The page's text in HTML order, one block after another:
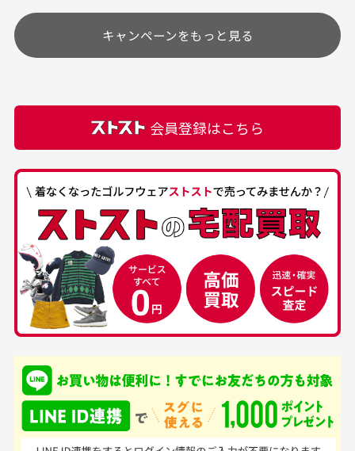
高価なブルゾンがお安く
購入できました。状態も
最高でした。
す
美品です。いつも素敵な
商品をありがとうござい
ます。
30代男性
中古ゴルフウェアの
品揃えがすごい
て、ここまでゴルフブラ
ンドの取り扱いがあるの
はすごい。 毎日たくさ
んの商品がアップされて
50代男性
安心して中古ウェア
を買えるお店です
ており商品を大切にして
いる感が伝わってきまし
た 「フロント部分に汚
土.日.祝日は定休日となっております。
その他の休日につきましてはサイト上にて告知させて
頂きます。
カートの有効時間はありますか？
は自動的にカート内の商品が削除されますのでご注意
下さい。
お気に入り機能をご利用下さい。
付属品について
付属品の記載につきましては、弊社に入荷した時点
ある場合もございます。
経年劣化について
当店では商品の管理には細心の注意を払っておりま
すが、経年により素材の劣化やパーツの強度低下が
生じている場合がございます。
銀行振込（前払い）
入金確認後商品発送となります。
※土曜、日曜、祝日は入金確認及び発送業務は致しておりま
せん。
尚、お振込み手数料はお客様ご負担となります。入金確認後
商品発送となります。
申し込まれた商品と届いた商品が異なっている場合
商品説明に記載されていない汚れやダメージがある商品
キャンペーンをもっと見る
会員登録はこちら